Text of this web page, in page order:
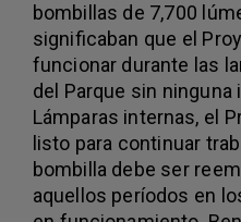
bombillas de 7,700
significaban que el
funcionar durante las
del Parque sin
Lámparas internas, el
listo para continuar
bombilla debe ser
aquellos períodos en